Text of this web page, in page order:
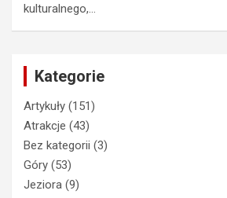
kulturalnego,…
Kategorie
Artykuły (151)
Atrakcje (43)
Bez kategorii (3)
Góry (53)
Jeziora (9)